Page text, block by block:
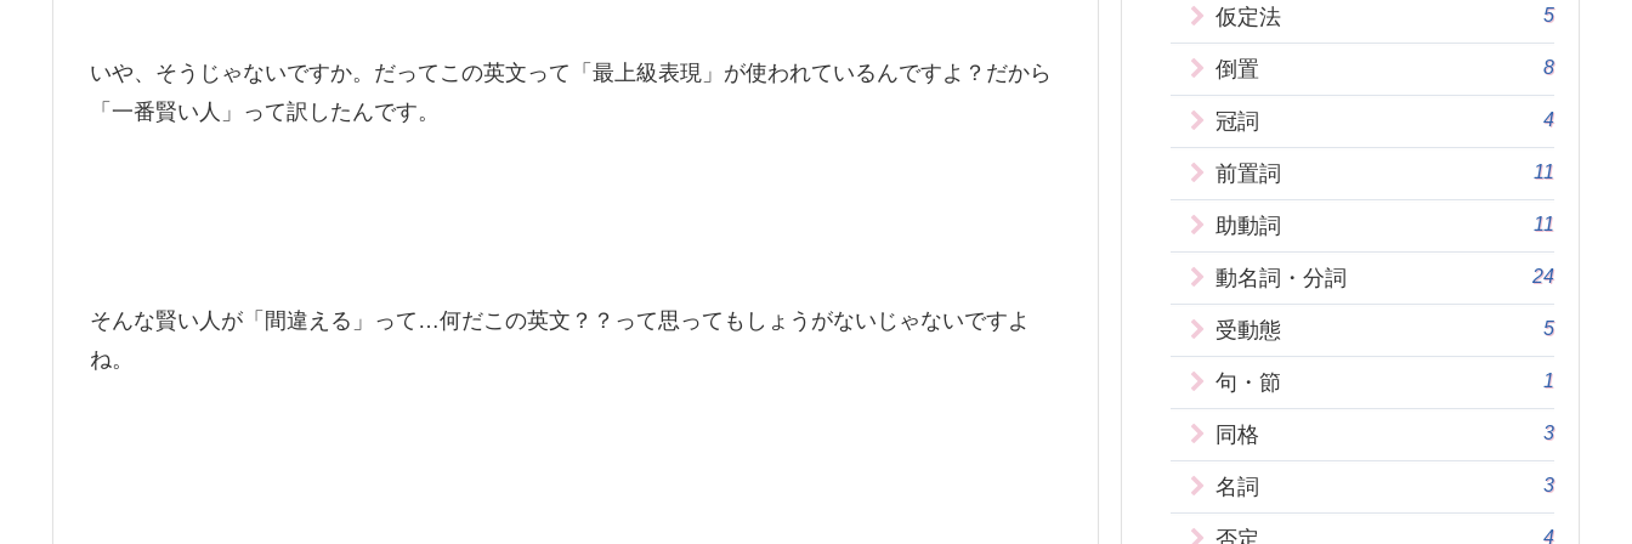
いや、そうじゃないですか。だってこの英文って「最上級表現」が使われているんですよ？だから
「一番賢い人」って訳したんです。
そんな賢い人が「間違える」って…何だこの英文？？って思ってもしょうがないじゃないですよ
ね。
仮定法 5
倒置 8
冠詞 4
前置詞 11
助動詞 11
動名詞・分詞 24
受動態 5
句・節 1
同格 3
名詞 3
否定 4